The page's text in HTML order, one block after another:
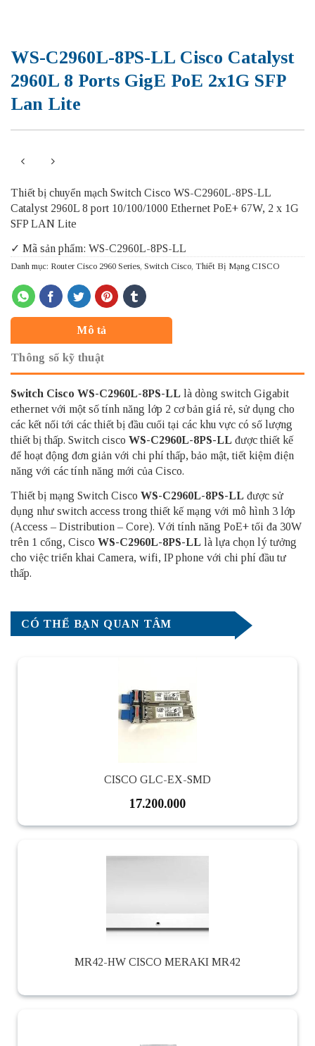
WS-C2960L-8PS-LL Cisco Catalyst
2960L 8 Ports GigE PoE 2x1G SFP
Lan Lite
Thiết bị chuyển mạch Switch Cisco WS-C2960L-8PS-LL
Catalyst 2960L 8 port 10/100/1000 Ethernet PoE+ 67W, 2 x 1G
SFP LAN Lite
✓ Mã sản phẩm: WS-C2960L-8PS-LL
Danh mục: Router Cisco 2960 Series Switch Cisco Thiết Bị Mạng CISCO
Mô tả
Thông số kỹ thuật
Switch Cisco WS-C2960L-8PS-LL là dòng switch Gigabit
ethernet với một số tính năng lớp 2 cơ bản giá rẻ, sử dụng cho
các kết nối tới các thiết bị đầu cuối tại các khu vực có số lượng
thiết bị thấp. Switch cisco WS-C2960L-8PS-LL được thiết kế
để hoạt động đơn giản với chi phí thấp, bảo mật, tiết kiệm điện
năng với các tính năng mới của Cisco.
Thiết bị mạng Switch Cisco WS-C2960L-8PS-LL được sử
dụng như switch access trong thiết kế mạng với mô hình 3 lớp
(Access – Distribution – Core). Với tính năng PoE+ tối đa 30W
trên 1 cổng, Cisco WS-C2960L-8PS-LL là lựa chọn lý tưởng
cho việc triển khai Camera, wifi, IP phone với chi phí đầu tư
thấp.
CÓ THỂ BẠN QUAN TÂM
CISCO GLC-EX-SMD
17.200.000
MR42-HW CISCO MERAKI MR42